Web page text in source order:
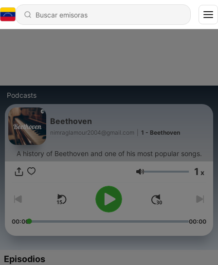
Podcasts
Beethoven
nimraglamour2004@gmail.com 1 - Beethoven
A history of Beethoven and one of his most popular songs.
Volumen 1 x
00:00 00:00
Episodios